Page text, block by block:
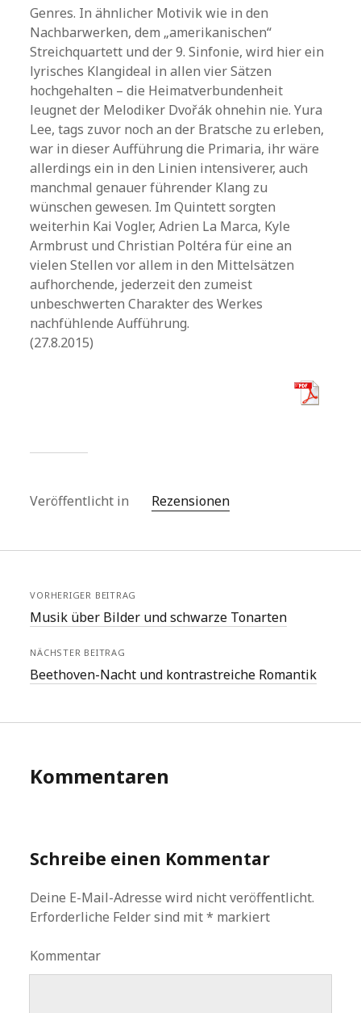
Genres. In ähnlicher Motivik wie in den
Nachbarwerken, dem „amerikanischen“
Streichquartett und der 9. Sinfonie, wird hier ein
lyrisches Klangideal in allen vier Sätzen
hochgehalten – die Heimatverbundenheit
leugnet der Melodiker Dvořák ohnehin nie. Yura
Lee, tags zuvor noch an der Bratsche zu erleben,
war in dieser Aufführung die Primaria, ihr wäre
allerdings ein in den Linien intensiverer, auch
manchmal genauer führender Klang zu
wünschen gewesen. Im Quintett sorgten
weiterhin Kai Vogler, Adrien La Marca, Kyle
Armbrust und Christian Poltéra für eine an
vielen Stellen vor allem in den Mittelsätzen
aufhorchende, jederzeit den zumeist
unbeschwerten Charakter des Werkes
nachfühlende Aufführung.
(27.8.2015)
Veröffentlicht in Rezensionen
VORHERIGER BEITRAG
Musik über Bilder und schwarze Tonarten
NÄCHSTER BEITRAG
Beethoven-Nacht und kontrastreiche Romantik
Kommentaren
Schreibe einen Kommentar
Deine E-Mail-Adresse wird nicht veröffentlicht.
Erforderliche Felder sind mit* markiert
Kommentar